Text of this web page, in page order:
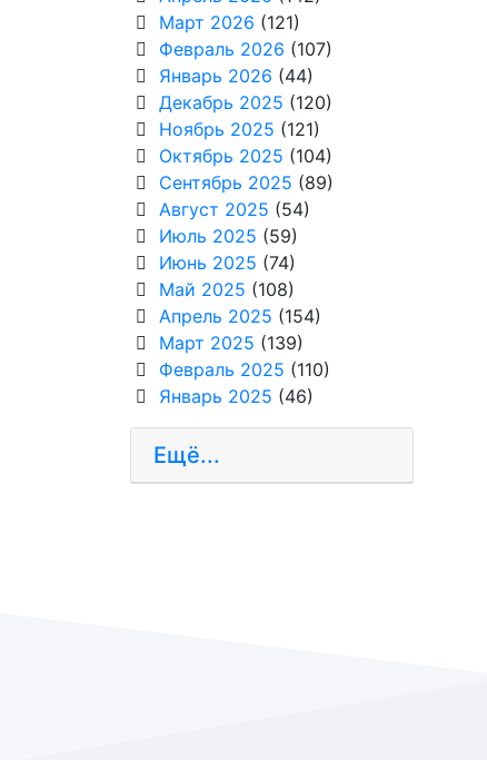
Март 2026 (121)
Февраль 2026 (107)
Январь 2026 (44)
Декабрь 2025 (120)
Ноябрь 2025 (121)
Октябрь 2025 (104)
Сентябрь 2025 (89)
Август 2025 (54)
Июль 2025 (59)
Июнь 2025 (74)
Май 2025 (108)
Апрель 2025 (154)
Март 2025 (139)
Февраль 2025 (110)
Январь 2025 (46)
Ещё...